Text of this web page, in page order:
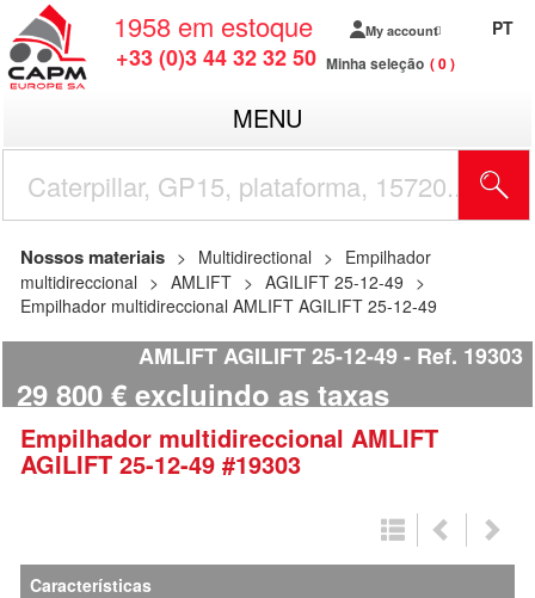
1958 em estoque
+33 (0)3 44 32 32 50
My account
Minha seleção 0
PT
MENU
Nossos materiais Multidirectional
Empilhador
multidireccional
AMLIFT
AGILIFT 25-12-49
Empilhador multidireccional AMLIFT AGILIFT 25-12-49
AMLIFT AGILIFT 25-12-49 Ref. 19303
29 800 € excluindo as taxas
Empilhador multidireccional AMLIFT
AGILIFT 25-12-49 #19303
Características